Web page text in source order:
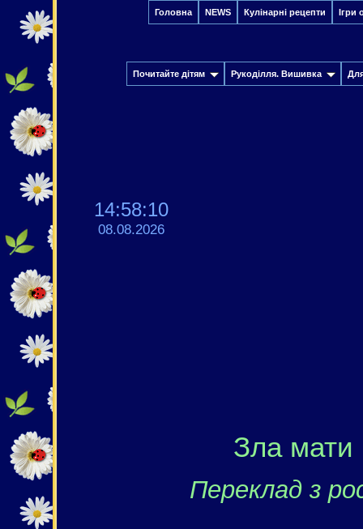
Головна NEWS Кулінарні рецепти Ігри
Почитайте дітям Рукоділля. Вишивка
14:58:11
08.08.2026
Зла мати
Переклад з